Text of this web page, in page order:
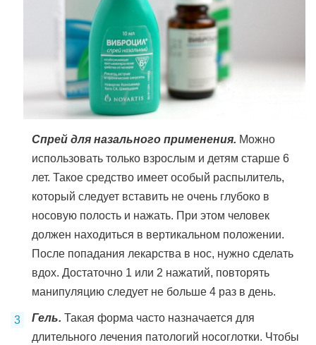
Спрей для назального применения. Можно
использовать только взрослым и детям старше 6
лет. Такое средство имеет особый распылитель,
который следует вставить не очень глубоко в
носовую полость и нажать. При этом человек
должен находиться в вертикальном положении.
После попадания лекарства в нос, нужно сделать
вдох. Достаточно 1 или 2 нажатий, повторять
манипуляцию следует не больше 4 раз в день.
Гель. Такая форма часто назначается для
длительного лечения патологий носоглотки. Чтобы